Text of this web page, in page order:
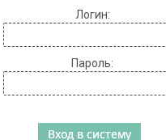
Логин:
Пароль: